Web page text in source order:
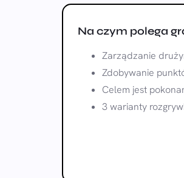
Na czym polega
Zarządzanie
Zdobywanie
Celem jest
3 warianty